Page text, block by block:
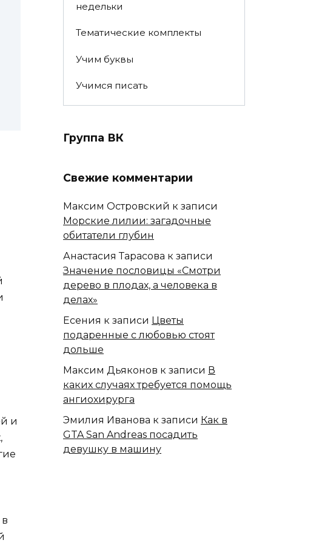
и
недельки
Тематические комплекты
Учим буквы
Учимся писать
Группа ВК
Свежие комментарии
Максим Островский к записи
Морские лилии: загадочные
обитатели глубин
Анастасия Тарасова к записи
Значение пословицы «Смотри
дерево в плодах, а человека в
делах»
Есения к записи Цветы
подаренные с любовью стоят
дольше
Максим Дьяконов к записи В
каких случаях требуется помощь
ангиохирурга
Эмилия Иванова к записи Как в
GTA San Andreas посадить
девушку в машину